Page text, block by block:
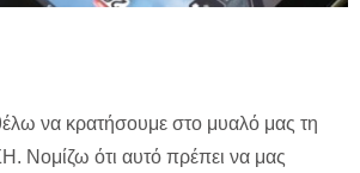
να κρατήσουμε στο μυαλό μας τη
Νομίζω ότι αυτό πρέπει να μας